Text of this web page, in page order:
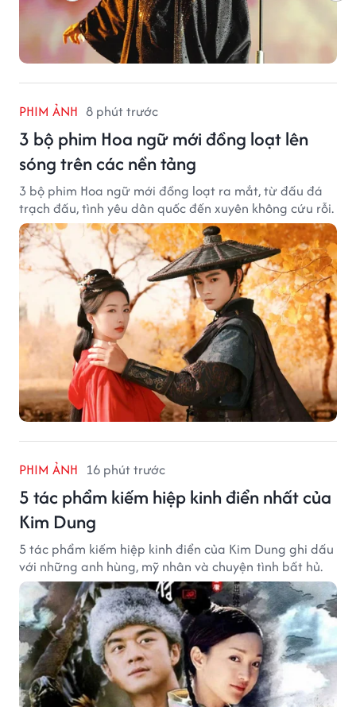
PHIM ẢNH 8 phút trước
3 bộ phim Hoa ngữ mới đồng loạt lên
sóng trên các nền tảng
3 bộ phim Hoa ngữ mới đồng loạt ra mắt, từ đấu đá
trạch đấu, tình yêu dân quốc đến xuyên không cứu rỗi.
PHIM ẢNH 16 phút trước
5 tác phẩm kiếm hiệp kinh điển nhất của
Kim Dung
5 tác phẩm kiếm hiệp kinh điển của Kim Dung ghi dấu
với những anh hùng, mỹ nhân và chuyện tình bất hủ.